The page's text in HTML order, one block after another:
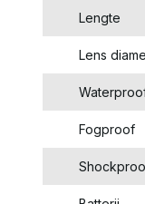
Lengte
Lens
Fogproof